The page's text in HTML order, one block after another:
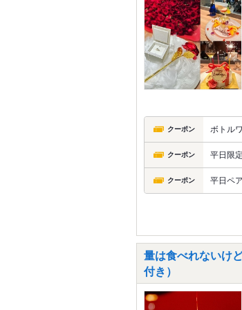
クーポン ボトル
クーポン 平日限
クーポン 平日ペ
量は食べれないけ
付き）